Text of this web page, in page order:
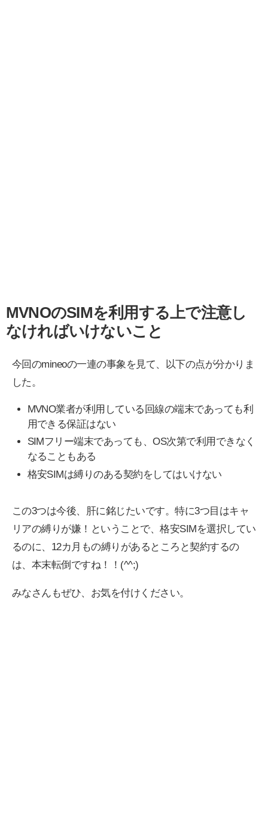
MVNOのSIMを利用する上で注意し
なければいけないこと
今回のmineoの一連の事象を見て、以下の点が分かりま
した。
MVNO業者が利用している回線の端末であっても利
用できる保証はない
SIMフリー端末であっても、OS次第で利用できなく
なることもある
格安SIMは縛りのある契約をしてはいけない
この3つは今後、肝に銘じたいです。特に3つ目はキャ
リアの縛りが嫌！ということで、格安SIMを選択してい
るのに、12カ月もの縛りがあるところと契約するの
は、本末転倒ですね！！(^^;)
みなさんもぜひ、お気を付けください。